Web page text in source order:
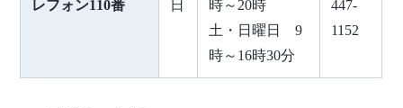
レフォン110番
日
時～20時
土・日曜日 9
時～16時30分
447-
1152